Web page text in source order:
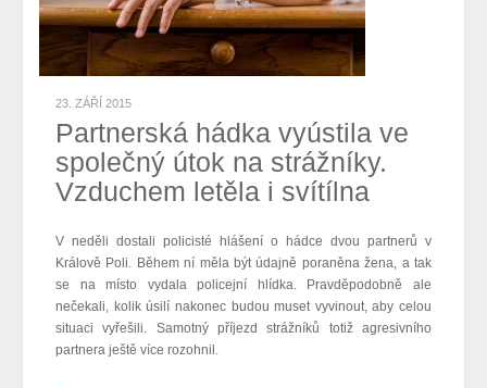
23. ZÁŘÍ 2015
Partnerská hádka vyústila ve
společný útok na strážníky.
Vzduchem letěla i svítílna
V neděli dostali policisté hlášení o hádce dvou partnerů v
Králově Poli. Během ní měla být údajně poraněna žena, a tak
se na místo vydala policejní hlídka. Pravděpodobně ale
nečekali, kolik úsilí nakonec budou muset vyvinout, aby celou
situaci vyřešili. Samotný příjezd strážníků totiž agresivního
partnera ještě více rozohnil.